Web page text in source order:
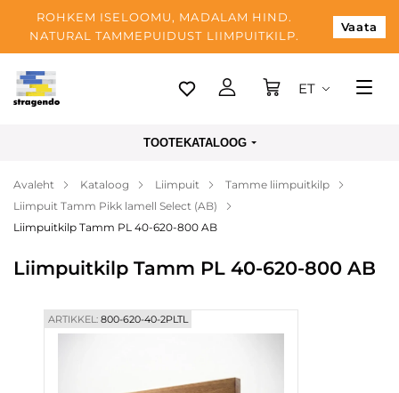
ROHKEM ISELOOMU, MADALAM HIND.
NATURAL TAMMEPUIDUST LIIMPUITKILP.
Vaata
Tallinn
Makse
Meist
ET
TOOTEKATALOOG
Avaleht Kataloog Liimpuit
Tamme liimpuitkilp
Liimpuit Tamm Pikk lamell Select (AB)
Liimpuitkilp Tamm PL 40-620-800 AB
Liimpuitkilp Tamm PL 40-620-800 AB
ARTIKKEL:800-620-40-2PLTL